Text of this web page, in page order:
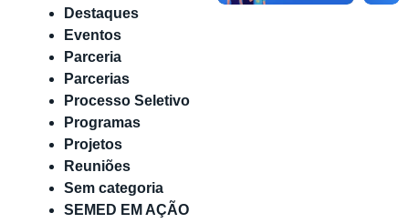
Destaques
Eventos
Parceria
Parcerias
Processo Seletivo
Programas
Projetos
Reuniões
Sem categoria
SEMED EM AÇÃO